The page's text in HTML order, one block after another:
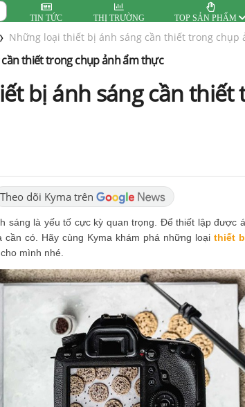
TIN TỨC THỊ TRƯỜNG TOP SẢN PHẨM
Những loại thiết bị ánh sáng cần thiết trong chụp
thiết trong chụp ảnh ẩm thực
bị ánh sáng cần
Theo dõi Kyma trên
sáng là yếu tố cực kỳ quan trọng. Để thiết lập được
có. Hãy cùng Kyma khám phá những loại thiết
mình nhé.